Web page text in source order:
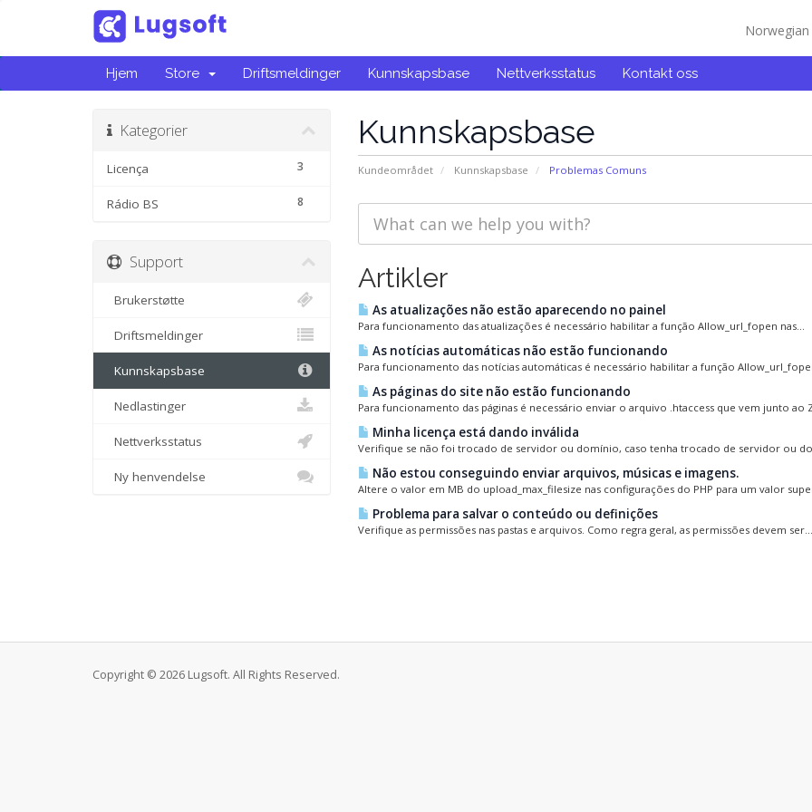
Norwegian
Hjem Store Driftsmeldinger Kunnskapsbase Nettverksstatus Kontakt oss
Kunnskapsbase
Kundeområdet Kunnskapsbase Problemas Comuns
Kategorier
3
Licença
8
Rádio BS
Artikler
As atualizações não estão aparecendo no painel
Para funcionamento das atualizações é necessário habilitar a função Allow_url_fopen nas...
As notícias automáticas não estão funcionando
Para funcionamento das notícias automáticas é necessário habilitar a função
As páginas do site não estão funcionando
Para funcionamento das páginas é necessário enviar o arquivo .htaccess que vem junto ao
Minha licença está dando inválida
Verifique se não foi trocado de servidor ou domínio, caso tenha trocado de servidor ou
Não estou conseguindo enviar arquivos, músicas e imagens.
Altere o valor em MB do upload_max_filesize nas configurações do PHP para um valor
Problema para salvar o conteúdo ou definições
Verifique as permissões nas pastas e arquivos. Como regra geral, as permissões devem ser...
Support
Brukerstøtte
Driftsmeldinger
Kunnskapsbase
Nedlastinger
Nettverksstatus
Ny henvendelse
Copyright © 2026 Lugsoft. All Rights Reserved.